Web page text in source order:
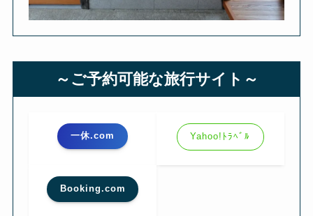
～ご予約可能な旅行サイト～
一休.com Yahoo!ﾄﾗﾍﾞﾙ
Booking.com